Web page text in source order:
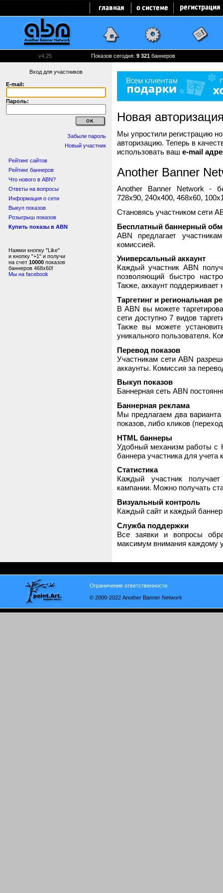
v4.25 Показов сегодня: 9 321 баннеров
Вход для участников
E-mail:
Пароль:
Забыли пароль
Новый участник
Рейтинг сайтов
Рейтинг баннеров
Что нового в ABN?
Ответы на вопросы
Информация о сети
Выкуп показов
Розыгрыш показов
Купить показы в ABN
Нажми кнопку "Like"
и кнопку "+1" и получи
на счет 10000 показов
баннеров 468x60!
Мы на facebook
Новая
Мы упростили регистрацию
авторизацию. Теперь в
использовать ваш e-mail
Another Banner
Another Banner Network -
728x90, 240x400, 468x60,
Становясь участником сети
Бесплатный баннерный
ABN предлагает
комиссией.
Универсальный аккаунт
Каждый участник ABN
позволяющий быстро
Также, аккаунт поддерживает
Таргетинг и региональная
В ABN вы можете
сети доступно 7 видов
Также вы можете
уникального пользователя.
Перевод показов
Участникам сети ABN
аккаунты. Комиссия за
Выкуп показов
Баннерная сеть ABN
Баннерная реклама
Мы предлагаем два
показов, либо кликов
HTML баннеры
Удобный механизм работы с
баннера участника для
Статистика
Каждый участник
кампании. Можно получать
Визуальный контроль
Каждый сайт и каждый
Служба поддержки
Все заявки и вопросы
максимум внимания каждому
Ограничение ответственности
© 2000-2022 Another Banner Network